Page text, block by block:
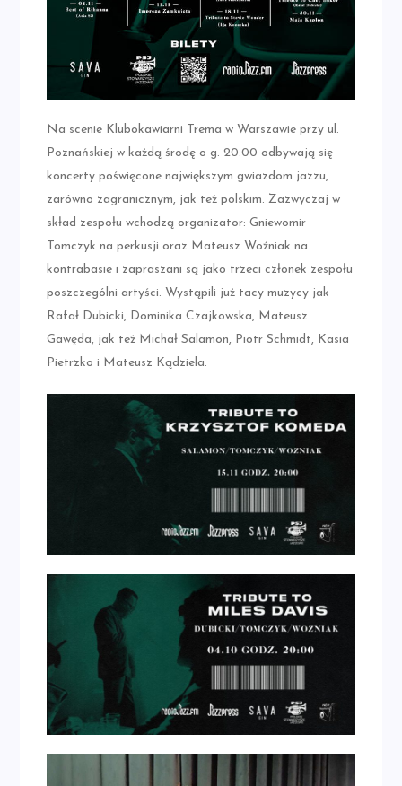
Na scenie Klubokawiarni Trema w Warszawie przy ul.
Poznańskiej w każdą środę o g. 20.00 odbywają się
koncerty poświęcone największym gwiazdom jazzu,
zarówno zagranicznym, jak też polskim. Zazwyczaj w
skład zespołu wchodzą organizator: Gniewomir
Tomczyk na perkusji oraz Mateusz Woźniak na
kontrabasie i zapraszani są jako trzeci członek zespołu
poszczególni artyści. Wystąpili już tacy muzycy jak
Rafał Dubicki, Dominika Czajkowska, Mateusz
Gawęda, jak też Michał Salamon, Piotr Schmidt, Kasia
Pietrzko i Mateusz Kądziela.